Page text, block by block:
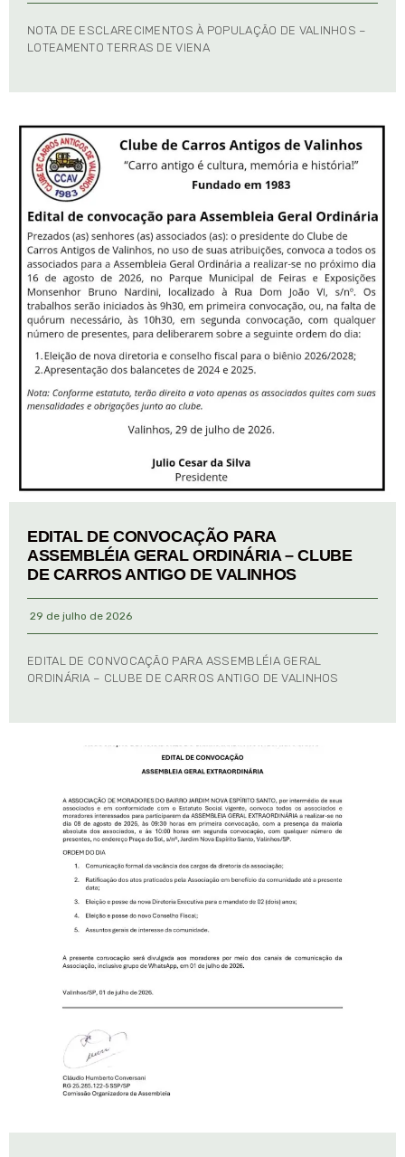
NOTA DE ESCLARECIMENTOS À POPULAÇÃO DE VALINHOS –
LOTEAMENTO TERRAS DE VIENA
EDITAL DE CONVOCAÇÃO PARA
ASSEMBLÉIA GERAL ORDINÁRIA – CLUBE
DE CARROS ANTIGO DE VALINHOS
29 de julho de 2026
EDITAL DE CONVOCAÇÃO PARA ASSEMBLÉIA GERAL
ORDINÁRIA – CLUBE DE CARROS ANTIGO DE VALINHOS